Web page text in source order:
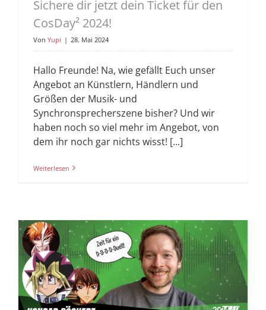
Sichere dir jetzt dein Ticket für den
CosDay² 2024!
Von Yupi | 28. Mai 2024
Hallo Freunde! Na, wie gefällt Euch unser
Angebot an Künstlern, Händlern und
Größen der Musik- und
Synchronsprecherszene bisher? Und wir
haben noch so viel mehr im Angebot, von
dem ihr noch gar nichts wisst! [...]
Weiterlesen